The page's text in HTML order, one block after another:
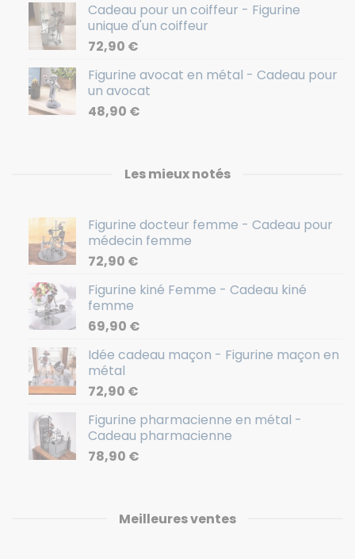
Cadeau pour un coiffeur - Figurine
unique d'un coiffeur
72,90 €
Figurine avocat en métal - Cadeau pour
un avocat
48,90 €
Les mieux notés
Figurine docteur femme - Cadeau pour
médecin femme
72,90 €
Figurine kiné Femme - Cadeau kiné
femme
69,90 €
Idée cadeau maçon - Figurine maçon en
métal
72,90 €
Figurine pharmacienne en métal -
Cadeau pharmacienne
78,90 €
Meilleures ventes